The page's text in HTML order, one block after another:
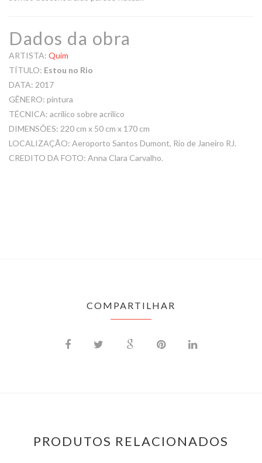
Dados da obra
ARTISTA: Quim
TÍTULO: Estou no Rio
DATA: 2017
GÊNERO: pintura
TÉCNICA: acrílico sobre acrílico
DIMENSÕES: 220 cm x 50 cm x 170 cm
LOCALIZAÇÃO: Aeroporto Santos Dumont, Rio de Janeiro RJ.
CREDITO DA FOTO: Anna Clara Carvalho.
COMPARTILHAR
PRODUTOS RELACIONADOS